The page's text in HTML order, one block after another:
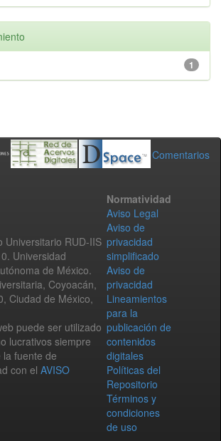
1
Comentarios
Universitario RUD-IIS
Universidad
de México.
Coyoacán,
Ciudad de México,
puede ser utilizado
lucrativos siempre
fuente de
con el AVISO
Normatividad
Aviso Legal
Aviso de
privacidad
simplificado
Aviso de
privacidad
Lineamientos
para la
publicación de
contenidos
digitales
Políticas del
Repositorio
Términos y
condiciones
de uso